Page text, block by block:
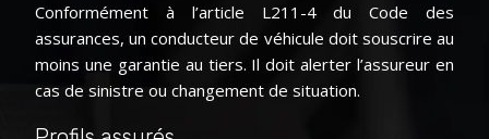
Conformément à l’article L211-4 du Code des
assurances, un conducteur de véhicule doit souscrire au
moins une garantie au tiers. Il doit alerter l’assureur en
cas de sinistre ou changement de situation.